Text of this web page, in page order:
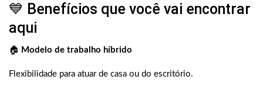
💙 Benefícios que você vai encontrar
aqui
🏠 Modelo de trabalho híbrido
Flexibilidade para atuar de casa ou do escritório.